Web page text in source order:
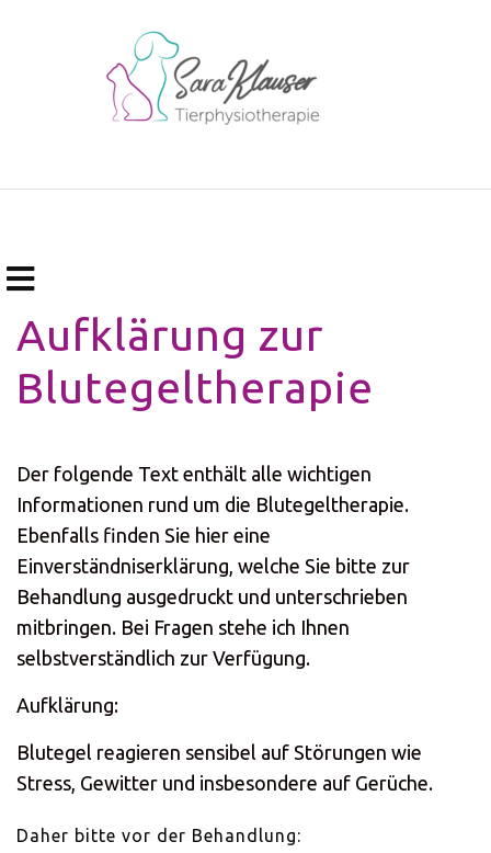
Aufklärung zur
Blutegeltherapie
Der folgende Text enthält alle wichtigen
Informationen rund um die Blutegeltherapie.
Ebenfalls finden Sie hier eine
Einverständniserklärung, welche Sie bitte zur
Behandlung ausgedruckt und unterschrieben
mitbringen. Bei Fragen stehe ich Ihnen
selbstverständlich zur Verfügung.
Aufklärung:
Blutegel reagieren sensibel auf Störungen wie
Stress, Gewitter und insbesondere auf Gerüche.
Daher bitte vor der Behandlung: